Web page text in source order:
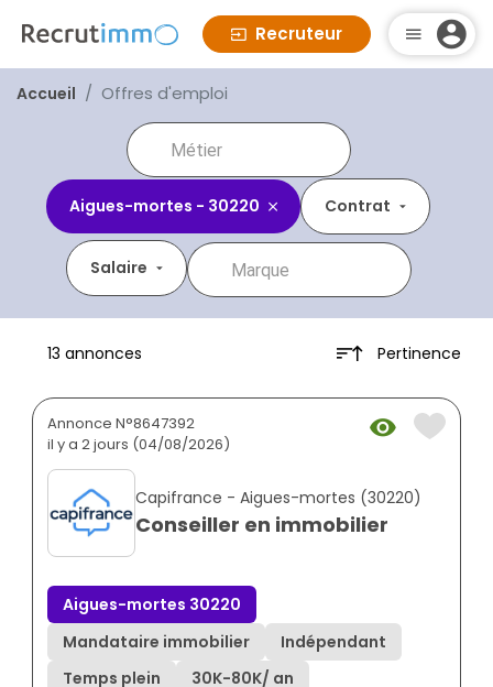
Recruteur
Accueil Offres d'emploi
Aigues-mortes - 30220 Contrat
Salaire
13 annonces Pertinence
Annonce N°8647392
il y a 2 jours (04/08/2026)
Capifrance - Aigues-mortes (30220)
Conseiller en immobilier
Aigues-mortes 30220
Mandataire immobilier
Indépendant
Temps plein
30K-80K/ an